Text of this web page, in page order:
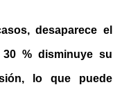
desaparece el
% disminuye su
lo que puede